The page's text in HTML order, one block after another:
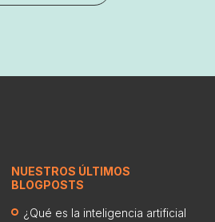
NUESTROS ÚLTIMOS
BLOGPOSTS
¿Qué es la inteligencia artificial